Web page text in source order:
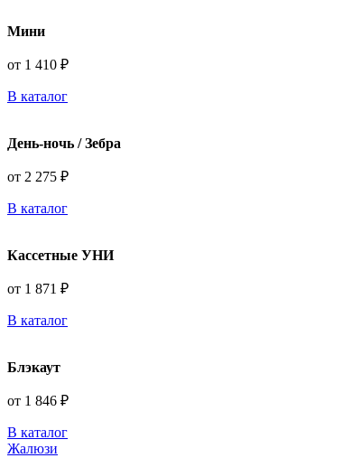
Мини
от 1 410 ₽
В каталог
День-ночь / Зебра
от 2 275 ₽
В каталог
Кассетные УНИ
от 1 871 ₽
В каталог
Блэкаут
от 1 846 ₽
В каталог
Жалюзи